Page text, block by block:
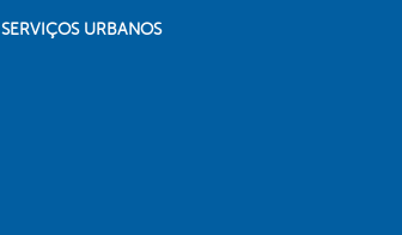
SERVIÇOS URBANOS